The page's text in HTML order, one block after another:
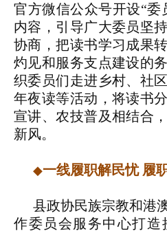
官方微信公众号开设“委
内容，引导广大委员坚
协商，把读书学习成果
灼见和服务支点建设的
织委员们走进乡村、社
年夜读等活动，将读书
宣讲、农技普及相结合
新风。
◆一线履职解民忧 履
县政协民族宗教和港
作委员会服务中心打造